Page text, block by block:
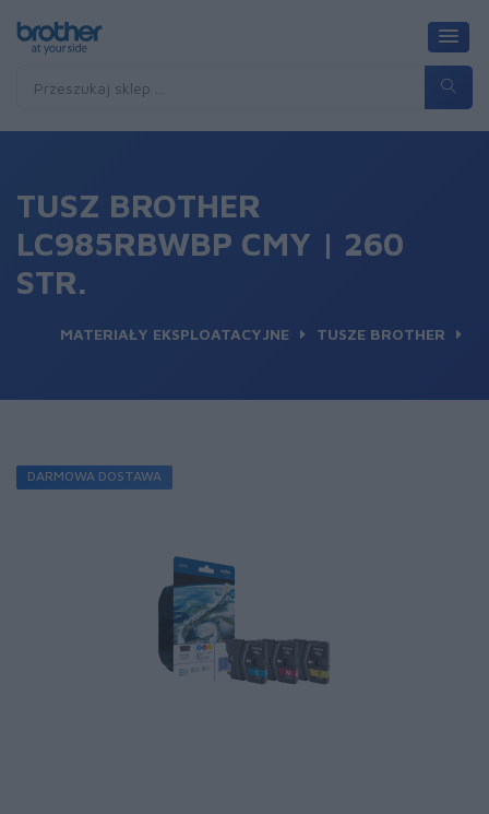
TUSZ BROTHER
LC985RBWBP CMY | 260
STR.
MATERIAŁY EKSPLOATACYJNE TUSZE BROTHER
DARMOWA DOSTAWA